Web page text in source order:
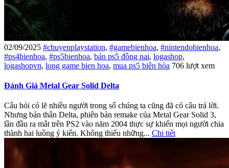
02/09/2025 #chuyenplaystation, #gamebienhoa, #nintendobienhoa,
#ps4bienhoa, #ps5bienhoa, bán ps5 đồng nai, logashop,
logashopvn, long game bien hoa, mua ps5 biên hòa 706 lượt xem
Đánh Giá Metal Gear Solid Delta
Câu hỏi có lẽ nhiều người trong số chúng ta cũng đã có câu trả lời.
Nhưng bản thân Delta, phiên bản remake của Metal Gear Solid 3,
lần đầu ra mắt trên PS2 vào năm 2004 thực sự khiến mọi người chia
thành hai luồng ý kiến. Không thiếu những... Chi tiết